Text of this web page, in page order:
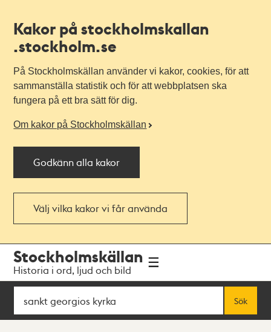
Kakor på stockholmskallan
.stockholm.se
På Stockholmskällan använder vi kakor, cookies, för att
sammanställa statistik och för att webbplatsen ska
fungera på ett bra sätt för dig.
Om kakor på Stockholmskällan
Godkänn alla kakor
Välj vilka kakor vi får använda
navigationen
huvudinnehållet
Stockholmskällan
Historia i ord, ljud och bild
Sök
Sök